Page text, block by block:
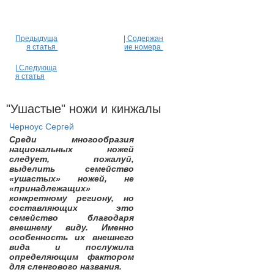
Предыдуща
я статья
| Содержан
ие номера
| Следующа
я статья
"Ушастые" ножи и кинжалы
Черноус Сергей
Среди многообразия
национальных ножей
следует, пожалуй,
выделить семейство
«ушастых» ножей, не
«принадлежащих»
конкретному региону, но
составляющих это
семейство благодаря
внешнему виду. Именно
особенность их внешнего
вида и послужила
определяющим фактором
для сленгового названия.